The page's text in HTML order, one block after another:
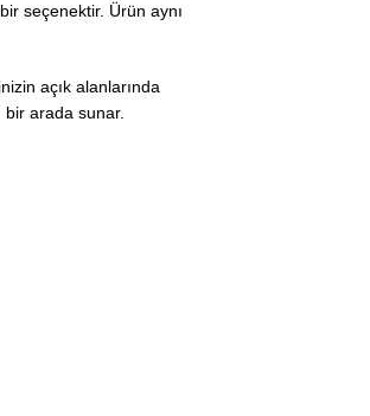
seçenektir. Ürün aynı
açık alanlarında
arada sunar.